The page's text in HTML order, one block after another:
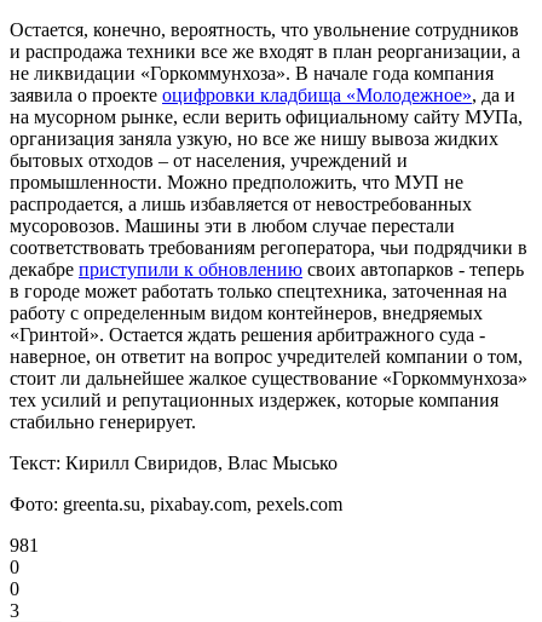
Остается, конечно, вероятность, что увольнение сотрудников
и распродажа техники все же входят в план реорганизации, а
не ликвидации «Горкоммунхоза». В начале года компания
заявила о проекте оцифровки кладбища «Молодежное», да и
на мусорном рынке, если верить официальному сайту МУПа,
организация заняла узкую, но все же нишу вывоза жидких
бытовых отходов – от населения, учреждений и
промышленности. Можно предположить, что МУП не
распродается, а лишь избавляется от невостребованных
мусоровозов. Машины эти в любом случае перестали
соответствовать требованиям регоператора, чьи подрядчики в
декабре приступили к обновлению своих автопарков - теперь
в городе может работать только спецтехника, заточенная на
работу с определенным видом контейнеров, внедряемых
«Гринтой». Остается ждать решения арбитражного суда -
наверное, он ответит на вопрос учредителей компании о том,
стоит ли дальнейшее жалкое существование «Горкоммунхоза»
тех усилий и репутационных издержек, которые компания
стабильно генерирует.
Текст: Кирилл Свиридов, Влас Мысько
Фото: greenta.su, pixabay.com, pexels.com
981
0
0
3